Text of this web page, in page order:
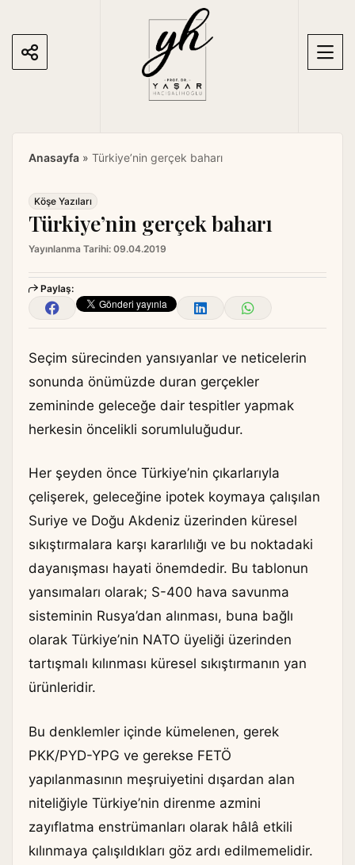
Anasayfa » Türkiye’nin gerçek baharı
Köşe Yazıları
Türkiye’nin gerçek baharı
Yayınlanma Tarihi: 09.04.2019
Paylaş:
Seçim sürecinden yansıyanlar ve neticelerin
sonunda önümüzde duran gerçekler
zemininde geleceğe dair tespitler yapmak
herkesin öncelikli sorumluluğudur.
Her şeyden önce Türkiye’nin çıkarlarıyla
çelişerek, geleceğine ipotek koymaya çalışılan
Suriye ve Doğu Akdeniz üzerinden küresel
sıkıştırmalara karşı kararlılığı ve bu noktadaki
dayanışması hayati önemdedir. Bu tablonun
yansımaları olarak; S-400 hava savunma
sisteminin Rusya’dan alınması, buna bağlı
olarak Türkiye’nin NATO üyeliği üzerinden
tartışmalı kılınması küresel sıkıştırmanın yan
ürünleridir.
Bu denklemler içinde kümelenen, gerek
PKK/PYD-YPG ve gerekse FETÖ
yapılanmasının meşruiyetini dışardan alan
niteliğiyle Türkiye’nin direnme azmini
zayıflatma enstrümanları olarak hâlâ etkili
kılınmaya çalışıldıkları göz ardı edilmemelidir.